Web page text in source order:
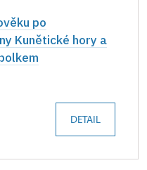
po
Kunětické hory a
DETAIL